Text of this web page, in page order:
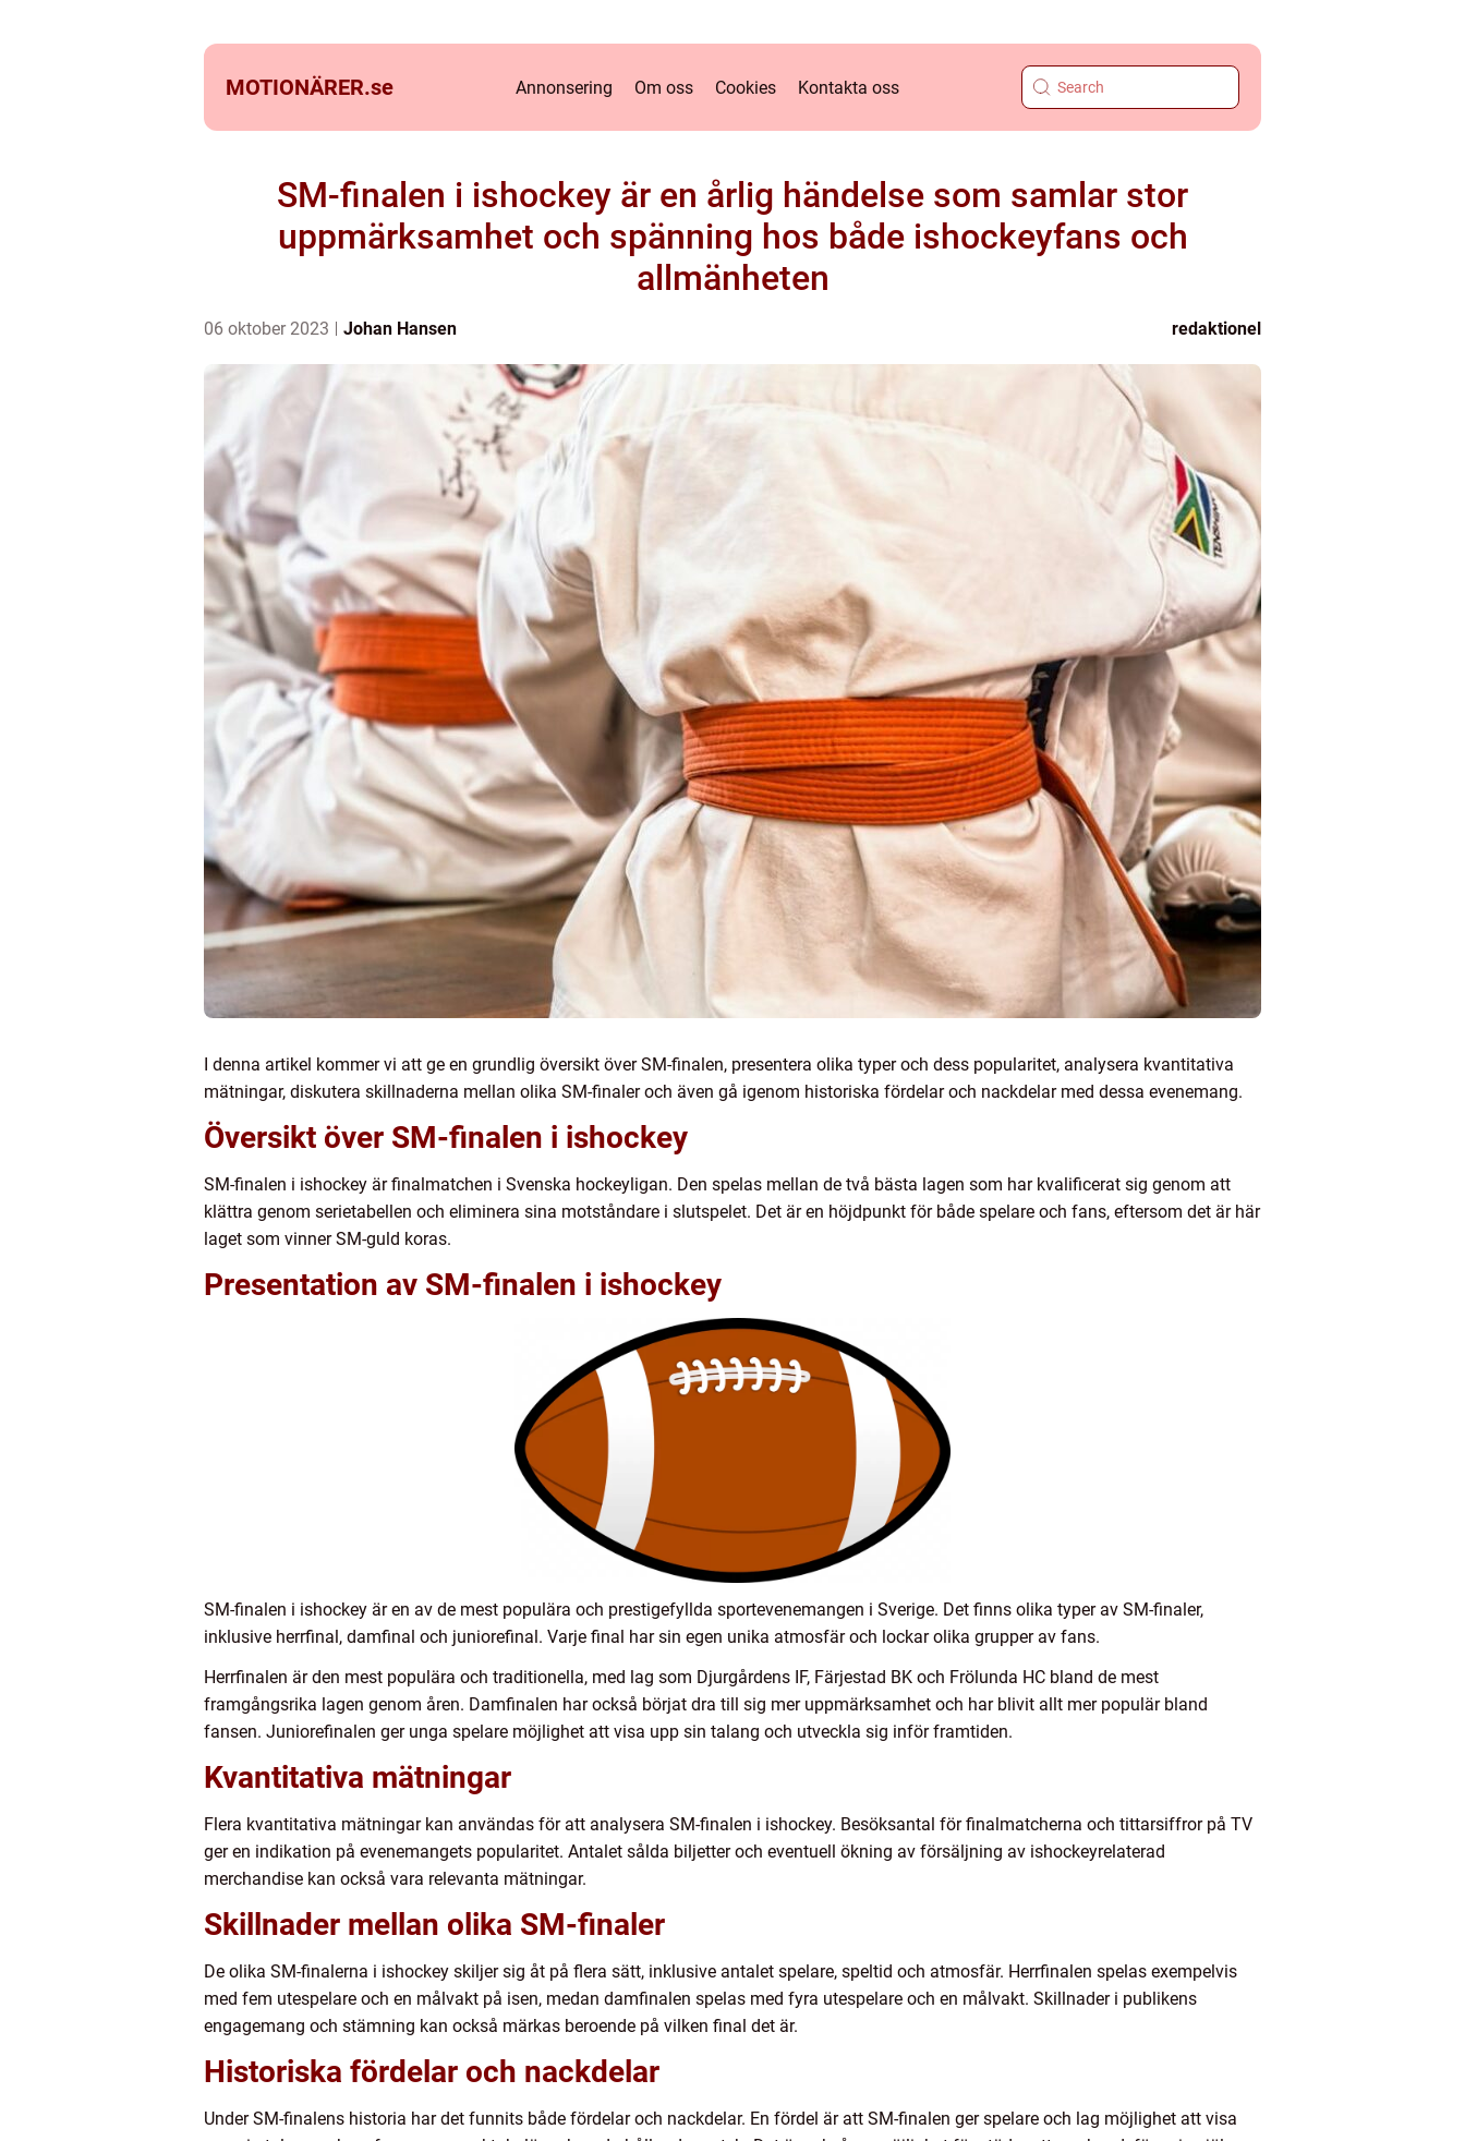
MOTIONÄRER.se Annonsering Om oss Cookies Kontakta oss
SM-finalen i ishockey är en årlig händelse som samlar stor
uppmärksamhet och spänning hos både ishockeyfans och
allmänheten
06 oktober 2023 Johan Hansen redaktionel
I denna artikel kommer vi att ge en grundlig översikt över SM-finalen, presentera olika typer och dess popularitet, analysera kvantitativa
mätningar, diskutera skillnaderna mellan olika SM-finaler och även gå igenom historiska fördelar och nackdelar med dessa evenemang.
Översikt över SM-finalen i ishockey
SM-finalen i ishockey är finalmatchen i Svenska hockeyligan. Den spelas mellan de två bästa lagen som har kvalificerat sig genom att
klättra genom serietabellen och eliminera sina motståndare i slutspelet. Det är en höjdpunkt för både spelare och fans, eftersom det är här
laget som vinner SM-guld koras.
Presentation av SM-finalen i ishockey
SM-finalen i ishockey är en av de mest populära och prestigefyllda sportevenemangen i Sverige. Det finns olika typer av SM-finaler,
inklusive herrfinal, damfinal och juniorefinal. Varje final har sin egen unika atmosfär och lockar olika grupper av fans.
Herrfinalen är den mest populära och traditionella, med lag som Djurgårdens IF, Färjestad BK och Frölunda HC bland de mest
framgångsrika lagen genom åren. Damfinalen har också börjat dra till sig mer uppmärksamhet och har blivit allt mer populär bland
fansen. Juniorefinalen ger unga spelare möjlighet att visa upp sin talang och utveckla sig inför framtiden.
Kvantitativa mätningar
Flera kvantitativa mätningar kan användas för att analysera SM-finalen i ishockey. Besöksantal för finalmatcherna och tittarsiffror på TV
ger en indikation på evenemangets popularitet. Antalet sålda biljetter och eventuell ökning av försäljning av ishockeyrelaterad
merchandise kan också vara relevanta mätningar.
Skillnader mellan olika SM-finaler
De olika SM-finalerna i ishockey skiljer sig åt på flera sätt, inklusive antalet spelare, speltid och atmosfär. Herrfinalen spelas exempelvis
med fem utespelare och en målvakt på isen, medan damfinalen spelas med fyra utespelare och en målvakt. Skillnader i publikens
engagemang och stämning kan också märkas beroende på vilken final det är.
Historiska fördelar och nackdelar
Under SM-finalens historia har det funnits både fördelar och nackdelar. En fördel är att SM-finalen ger spelare och lag möjlighet att visa